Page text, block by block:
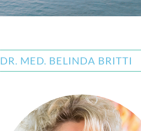
DR. MED. BELINDA BRITTI